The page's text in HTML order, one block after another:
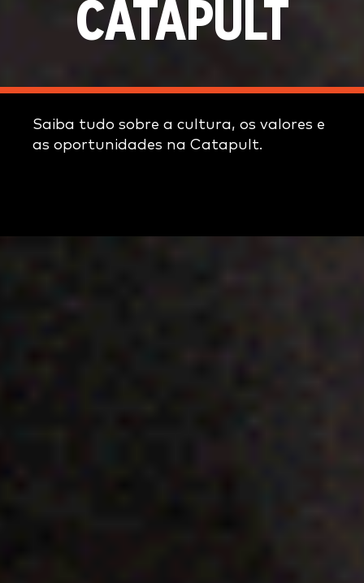
CATAPULT
Saiba tudo sobre a cultura, os valores e
as oportunidades na Catapult.